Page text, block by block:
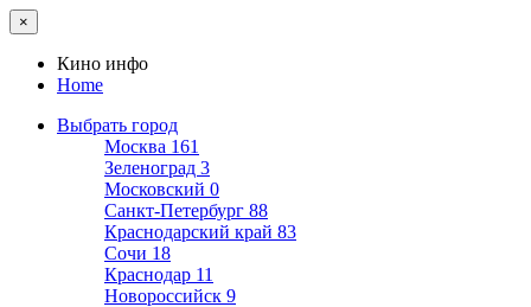
×
Кино инфо
Home
Выбрать город
Москва 161
Зеленоград 3
Московский 0
Санкт-Петербург 88
Краснодарский край 83
Сочи 18
Краснодар 11
Новороссийск 9